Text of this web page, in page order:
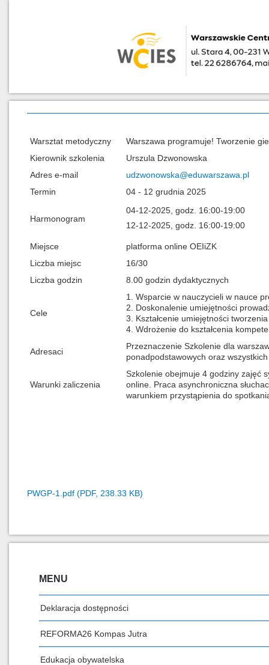
Warsztat metodyczny
Warszawa programuje! Tworzenie
Kierownik szkolenia
Urszula Dzwonowska
Adres e-mail
udzwonowska@eduwarszawa.pl
Termin
04 - 12 grudnia 2025
Harmonogram
04-12-2025, godz. 16:00-19:00
12-12-2025, godz. 16:00-19:00
Miejsce
platforma online OEIiZK
Liczba miejsc
16/30
Liczba godzin
8.00 godzin dydaktycznych
Cele
1. Wsparcie w nauczycieli w nauce
2. Doskonalenie umiejętności
3. Kształcenie umiejętności
4. Wdrożenie do kształcenia
Adresaci
Przeznaczenie Szkolenie dla
ponadpodstawowych oraz
Warunki zaliczenia
Szkolenie obejmuje 4 godziny zajęć
online. Praca asynchroniczna
warunkiem przystąpienia do
PWGP-1.pdf (PDF, 238.33 KB)
MENU
Deklaracja dostępności
REFORMA26 Kompas Jutra
Edukacja obywatelska